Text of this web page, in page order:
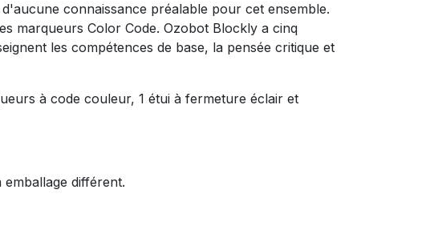
connaissance préalable pour cet ensemble.
marqueurs Color Code. Ozobot Blockly a cinq
les compétences de base, la pensée critique et
à code couleur, 1 étui à fermeture éclair et
emballage différent.